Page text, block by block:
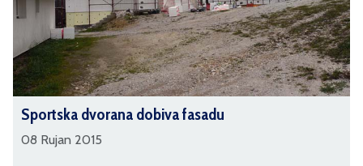
Sportska dvorana dobiva fasadu
08 Rujan 2015